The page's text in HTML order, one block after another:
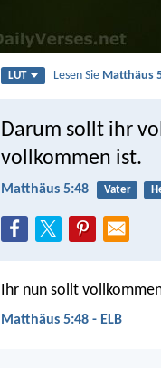
LUT Lesen Sie Matthäus
Darum sollt ihr
vollkommen ist.
Matthäus 5:48 Vater
Ihr nun sollt
Matthäus 5:48 - ELB